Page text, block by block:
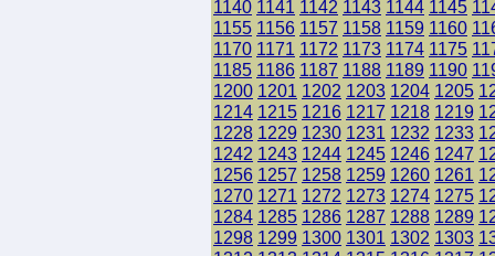
1140 1141 1142 1143 1144 1145
1155 1156 1157 1158 1159 1160
1170 1171 1172 1173 1174 1175
1185 1186 1187 1188 1189 1190
1200 1201 1202 1203 1204 1205
1214 1215 1216 1217 1218 1219
1228 1229 1230 1231 1232 1233
1242 1243 1244 1245 1246 1247
1256 1257 1258 1259 1260 1261
1270 1271 1272 1273 1274 1275
1284 1285 1286 1287 1288 1289
1298 1299 1300 1301 1302 1303